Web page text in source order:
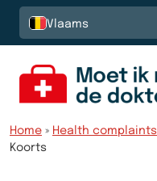
Spring naar de inhoud
Vlaams
Home » Health complaints
Koorts